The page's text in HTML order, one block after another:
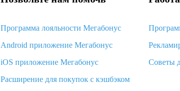
Программа лояльности Мегабонус
Android приложение Мегабонус
iOS приложение Мегабонус
Расширение для покупок с кэшбэком
Советы